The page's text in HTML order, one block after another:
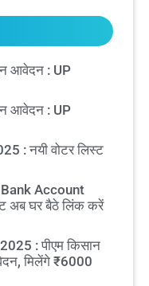
आवेदन : UP
आवेदन : UP
: नयी वोटर लिस्ट
Account
अब घर बैठे लिंक करें
: पीएम किसान
मिलेंगे ₹6000